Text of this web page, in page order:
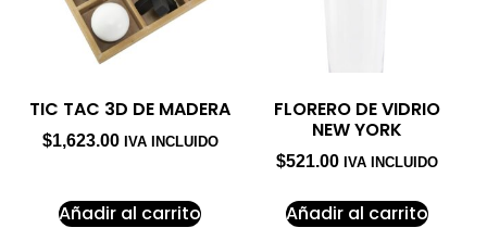
TIC TAC 3D DE MADERA
$1,623.00 IVA INCLUIDO
Añadir al carrito
FLORERO DE VIDRIO
NEW YORK
$521.00 IVA INCLUIDO
Añadir al carrito